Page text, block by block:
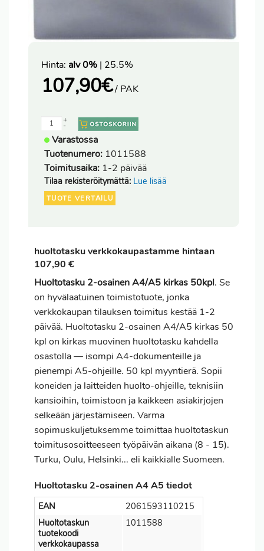
Hinta: alv 0% | 25.5%
107,90€/ PAK
-
+
Varastossa
Tuotenumero: 1011588
Toimitusaika: 1-2 päivää
Tilaa rekisteröitymättä: Lue lisää
TUOTE VERTAILU
huoltotasku verkkokaupastamme hintaan
107,90 €
Huoltotasku 2-osainen A4/A5 kirkas 50kpl. Se
on hyvälaatuinen toimistotuote, jonka
verkkokaupan tilauksen toimitus kestää 1-2
päivää. Huoltotasku 2-osainen A4/A5 kirkas 50
kpl on kirkas muovinen huoltotasku kahdella
osastolla — isompi A4-dokumenteille ja
pienempi A5-ohjeille. 50 kpl myyntierä. Sopii
koneiden ja laitteiden huolto-ohjeille, teknisiin
kansioihin, toimistoon ja kaikkeen asiakirjojen
selkeään järjestämiseen. Varma
sopimuskuljetuksemme toimittaa huoltotaskun
toimitusosoitteeseen työpäivän aikana (8 - 15).
Turku, Oulu, Helsinki... eli kaikkialle Suomeen.
Huoltotasku 2-osainen A4 A5 tiedot
EAN
2061593110215
Huoltotaskun
tuotekoodi
verkkokaupassa
1011588